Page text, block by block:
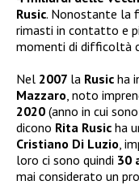
Rusic. Nonostante la
rimasti in contatto e
momenti di difficoltà
Nel 2007 la Rusic ha
Mazzaro , noto
2020 (anno in cui
dicono Rita Rusic ha
Cristiano Di Luzio ,
loro ci sono quindi 30
mai considerato un